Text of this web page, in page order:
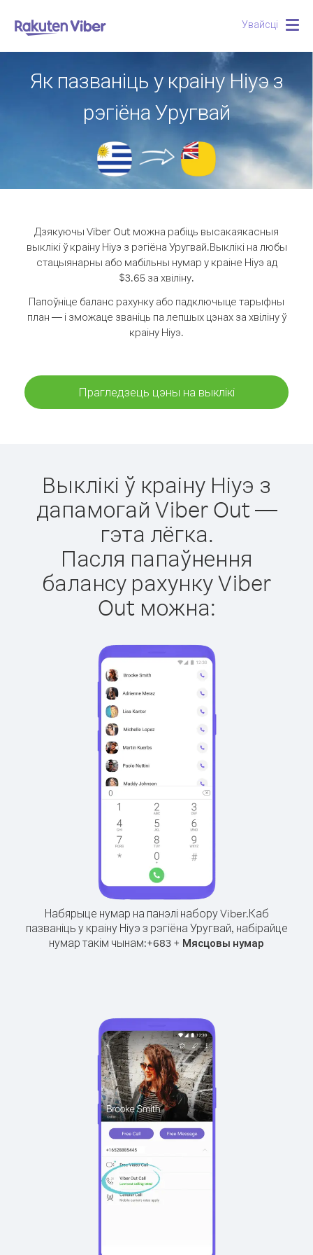
Увайсці
Як пазваніць у краіну Ніуэ з
рэгіёна Уругвай
Дзякуючы Viber Out можна рабіць высакаякасныя
выклікі ў краіну Ніуэ з рэгіёна Уругвай.Выклікі на любы
стацыянарны або мабільны нумар у краіне Ніуэ ад
$3.65 за хвіліну.
Папоўніце баланс рахунку або падключыце тарыфны
план — і зможаце званіць па лепшых цэнах за хвіліну ў
краіну Ніуэ.
Прагледзець цэны на выклікі
Выклікі ў краіну Ніуэ з
дапамогай Viber Out —
гэта лёгка.
Пасля папаўнення
балансу рахунку Viber
Out можна:
Набярыце нумар на панэлі набору Viber.Каб
пазваніць у краіну Ніуэ з рэгіёна Уругвай, набірайце
нумар такім чынам:+683 + Мясцовы нумар